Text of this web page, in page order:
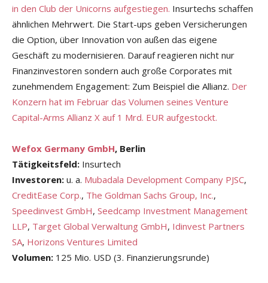
in den Club der Unicorns aufgestiegen. Insurtechs schaffen
ähnlichen Mehrwert. Die Start-ups geben Versicherungen
die Option, über Innovation von außen das eigene
Geschäft zu modernisieren. Darauf reagieren nicht nur
Finanzinvestoren sondern auch große Corporates mit
zunehmendem Engagement: Zum Beispiel die Allianz. Der
Konzern hat im Februar das Volumen seines Venture
Capital-Arms Allianz X auf 1 Mrd. EUR aufgestockt.
Wefox Germany GmbH, Berlin
Tätigkeitsfeld: Insurtech
Investoren: u. a. Mubadala Development Company PJSC,
CreditEase Corp., The Goldman Sachs Group, Inc.,
Speedinvest GmbH, Seedcamp Investment Management
LLP, Target Global Verwaltung GmbH, Idinvest Partners
SA, Horizons Ventures Limited
Volumen: 125 Mio. USD (3. Finanzierungsrunde)